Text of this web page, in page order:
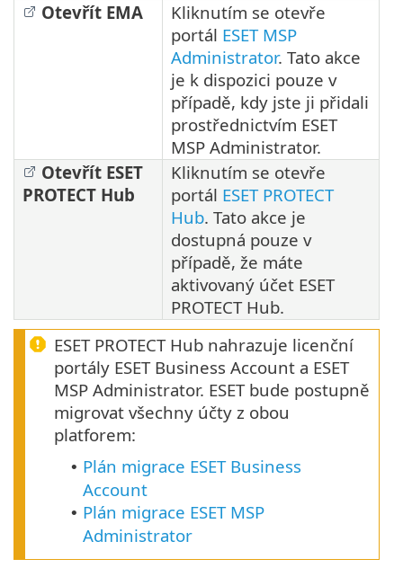
Otevřít EMA
Kliknutím se otevře
portál ESET MSP
Administrator. Tato akce
je k dispozici pouze v
případě, kdy jste ji přidali
prostřednictvím ESET
MSP Administrator.
Otevřít ESET
PROTECT Hub
Kliknutím se otevře
portál ESET PROTECT
Hub. Tato akce je
dostupná pouze v
případě, že máte
aktivovaný účet ESET
PROTECT Hub.
ESET PROTECT Hub nahrazuje licenční
portály ESET Business Account a ESET
MSP Administrator. ESET bude postupně
migrovat všechny účty z obou
platforem:
• Plán migrace ESET Business
Account
• Plán migrace ESET MSP
Administrator